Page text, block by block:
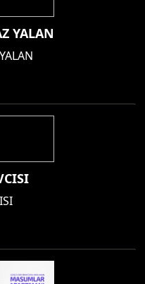
YALAN